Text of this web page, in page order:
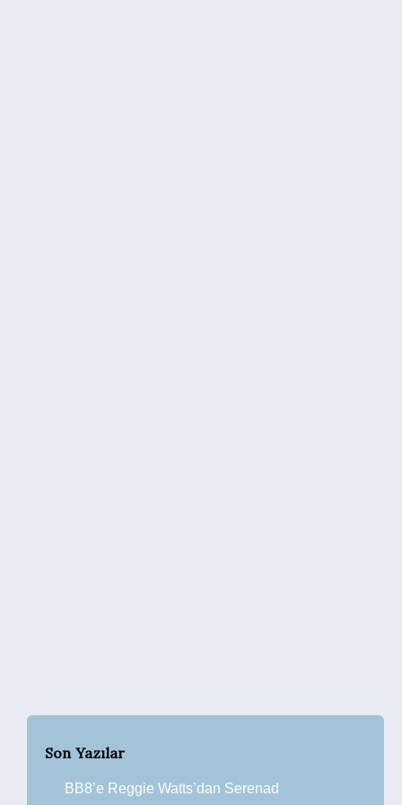
Son Yazılar
BB8’e Reggie Watts’dan Serenad